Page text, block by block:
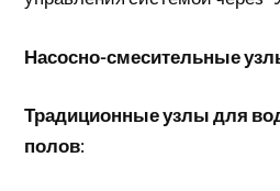
Насосно-смесительные
Традиционные узлы для
полов: